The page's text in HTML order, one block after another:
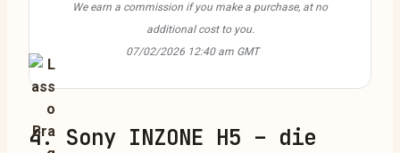
We earn a commission if you make a purchase, at no
additional cost to you.
07/02/2026 12:40 am GMT
4. Sony INZONE H5 – die